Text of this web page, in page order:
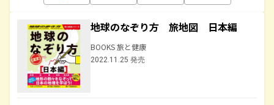
地球のなぞり方 旅地図 日本編
BOOKS 旅と健康
2022.11.25 発売